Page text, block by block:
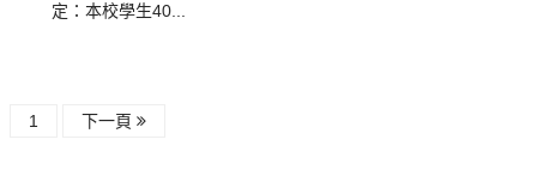
定：本校學生40...
1 下一頁